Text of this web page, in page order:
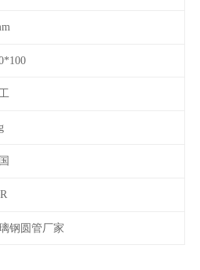
钢圆管厂家